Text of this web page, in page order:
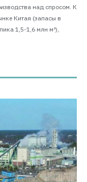
над спросом. К
Китая (запасы в
1,5-1,6 млн м³),